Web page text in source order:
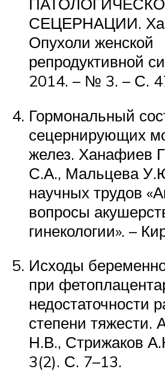
СЕЦЕРНАЦИИ.
Опухоли женской
репродуктивной
2014. – № 3. – С.
Гормональный
сецернирующих
желез. Ханафиев
С.А., Мальцева
научных трудов
вопросы
гинекологии». –
Исходы
при
недостаточности
степени тяжести.
Н.В., Стрижаков
3(2). С. 7–13.